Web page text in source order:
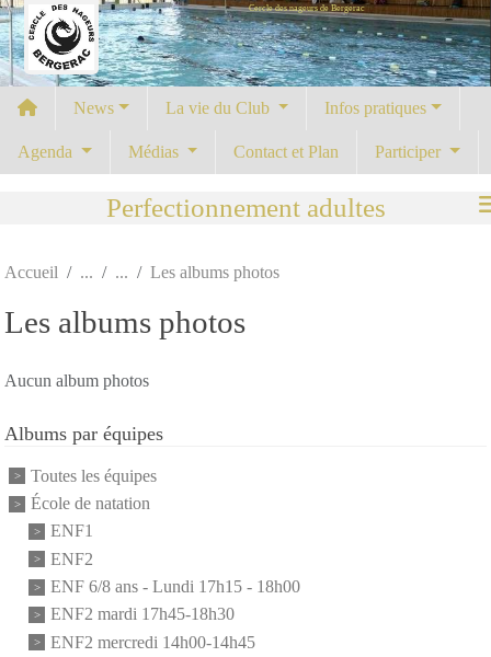
Cercle des nageurs de Bergerac
News La vie du Club Infos pratiques
Agenda Médias Contact et Plan Participer
Perfectionnement adultes
Accueil Les albums photos
Les albums photos
Aucun album photos
Albums par équipes
Toutes les équipes
École de natation
ENF1
ENF2
ENF 6/8 ans - Lundi 17h15 - 18h00
ENF2 mardi 17h45-18h30
ENF2 mercredi 14h00-14h45
Panneau de gestion des cookies